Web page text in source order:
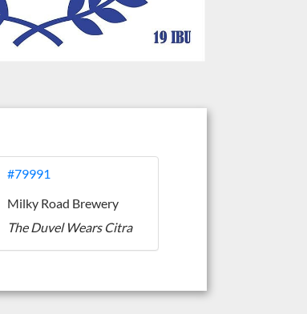
#79991
Milky Road Brewery
The Duvel Wears Citra